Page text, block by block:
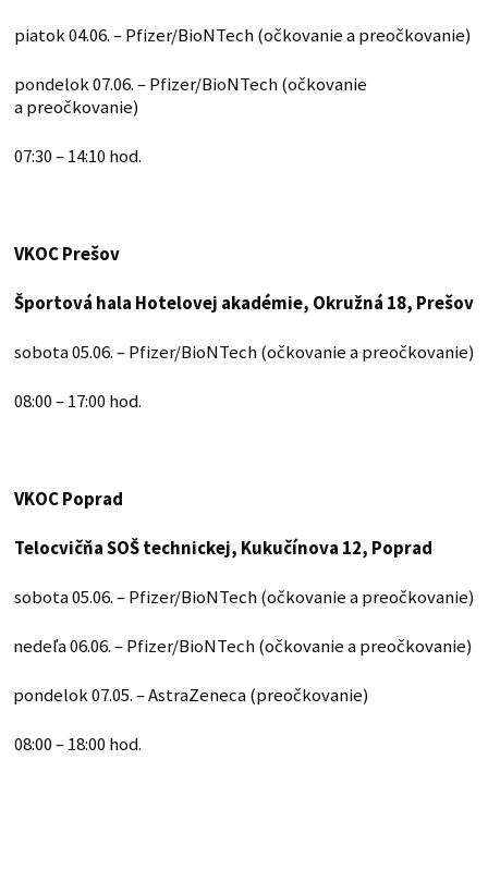
piatok 04.06. – Pfizer/BioNTech (očkovanie a preočkovanie)
pondelok 07.06. – Pfizer/BioNTech (očkovanie
a preočkovanie)
07:30 – 14:10 hod.
VKOC Prešov
Športová hala Hotelovej akadémie, Okružná 18, Prešov
sobota 05.06. – Pfizer/BioNTech (očkovanie a preočkovanie)
08:00 – 17:00 hod.
VKOC Poprad
Telocvičňa SOŠ technickej, Kukučínova 12, Poprad
sobota 05.06. – Pfizer/BioNTech (očkovanie a preočkovanie)
nedeľa 06.06. – Pfizer/BioNTech (očkovanie a preočkovanie)
pondelok 07.05. – AstraZeneca (preočkovanie)
08:00 – 18:00 hod.